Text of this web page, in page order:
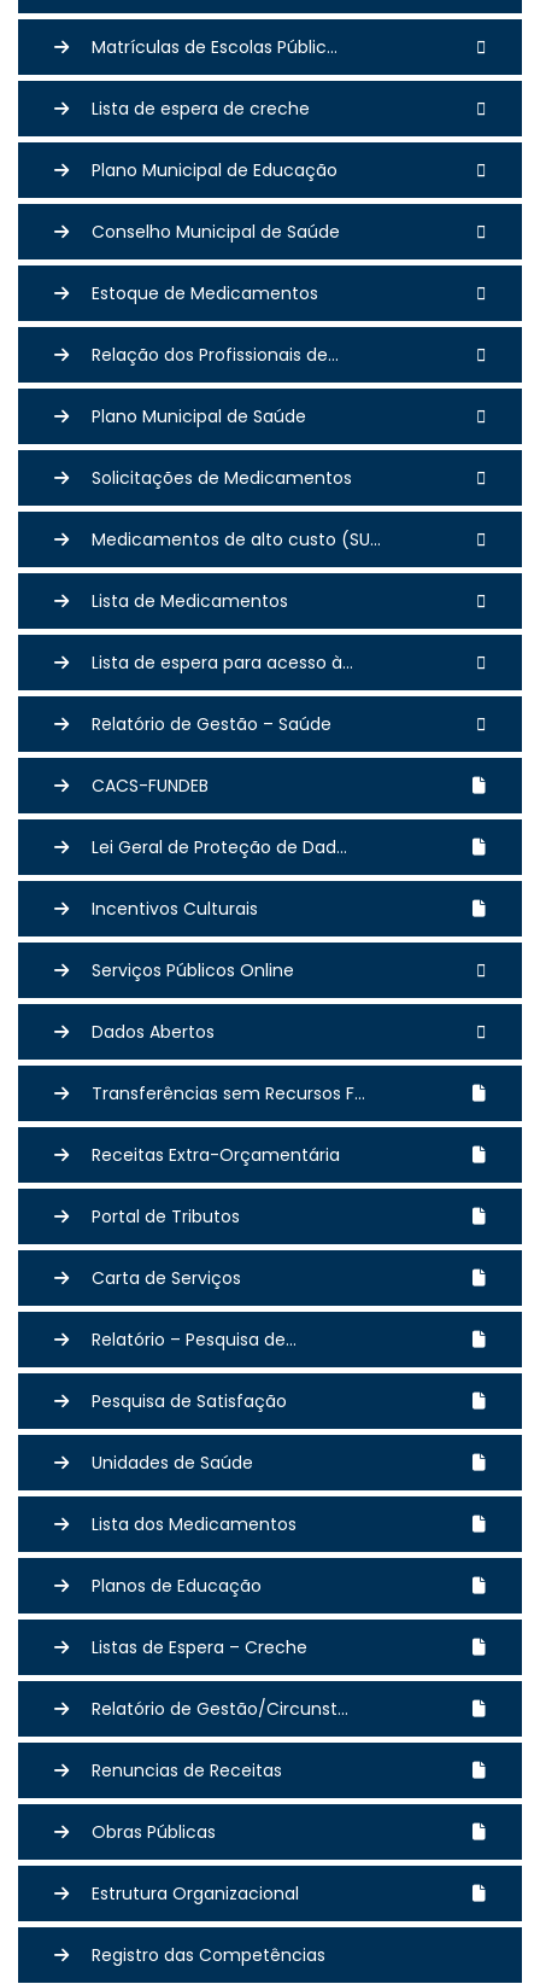
Matrículas de Escolas Públic...
Lista de espera de creche
Plano Municipal de Educação
Conselho Municipal de Saúde
Estoque de Medicamentos
Relação dos Profissionais de...
Plano Municipal de Saúde
Solicitações de Medicamentos
Medicamentos de alto custo (SU...
Lista de Medicamentos
Lista de espera para acesso à...
Relatório de Gestão – Saúde
CACS-FUNDEB
Lei Geral de Proteção de Dad...
Incentivos Culturais
Serviços Públicos Online
Dados Abertos
Transferências sem Recursos F...
Receitas Extra-Orçamentária
Portal de Tributos
Carta de Serviços
Relatório – Pesquisa de...
Pesquisa de Satisfação
Unidades de Saúde
Lista dos Medicamentos
Planos de Educação
Listas de Espera – Creche
Relatório de Gestão/Circunst...
Renuncias de Receitas
Obras Públicas
Estrutura Organizacional
Registro das Competências